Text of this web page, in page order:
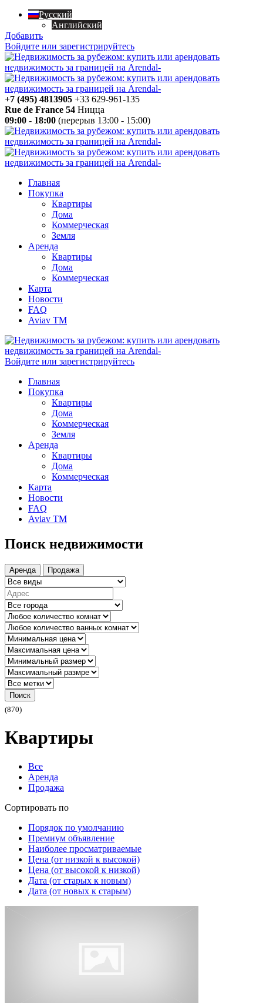
Русский
Английский
Добавить
Войдите или зарегистрируйтесь
+7 (495) 4813905 +33 629-961-135
Rue de France 54 Ницца
09:00 - 18:00 (перерыв 13:00 - 15:00)
Главная
Покупка
Квартиры
Дома
Коммерческая
Земля
Аренда
Квартиры
Дома
Коммерческая
Карта
Новости
FAQ
Aviav TM
Войдите или зарегистрируйтесь
Главная
Покупка
Квартиры
Дома
Коммерческая
Земля
Аренда
Квартиры
Дома
Коммерческая
Карта
Новости
FAQ
Aviav TM
Поиск недвижимости
Аренда Продажа
Поиск
(870)
Квартиры
Все
Аренда
Продажа
Сортировать по
Порядок по умолчанию
Премиум объявление
Наиболее просматриваемые
Цена (от низкой к высокой)
Цена (от высокой к низкой)
Дата (от старых к новым)
Дата (от новых к старым)